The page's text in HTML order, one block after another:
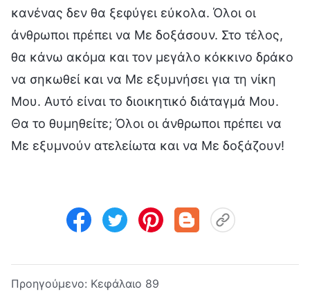
κανένας δεν θα ξεφύγει εύκολα. Όλοι οι
άνθρωποι πρέπει να Με δοξάσουν. Στο τέλος,
θα κάνω ακόμα και τον μεγάλο κόκκινο δράκο
να σηκωθεί και να Με εξυμνήσει για τη νίκη
Μου. Αυτό είναι το διοικητικό διάταγμά Μου.
Θα το θυμηθείτε; Όλοι οι άνθρωποι πρέπει να
Με εξυμνούν ατελείωτα και να Με δοξάζουν!
Προηγούμενο: Κεφάλαιο 89